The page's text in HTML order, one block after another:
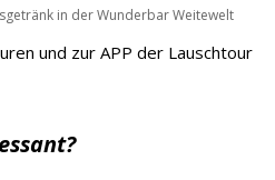
in der Wunderbar Weitewelt
und zur APP der Lauschtour